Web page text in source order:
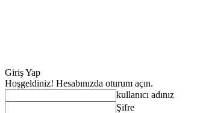
Giriş Yap
Hoşgeldiniz! Hesabınızda oturum açın.
kullanıcı adınız
Şifre